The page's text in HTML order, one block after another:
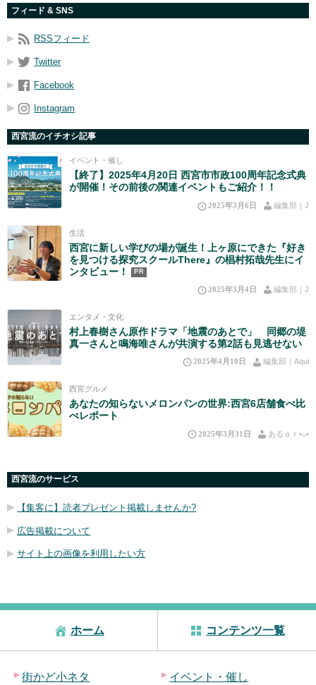
フィード & SNS
RSSフィード
Twitter
Facebook
Instagram
西宮流のイチオシ記事
イベント・催し
【終了】2025年4月20日 西宮市市政100周年記念式典
が開催！その前後の関連イベントもご紹介！！
2025年3月6日 編集部｜J
生活
西宮に新しい学びの場が誕生！上ヶ原にできた『好き
を見つける探究スクールThere』の椙村拓哉先生にイ
ンタビュー！
PR
2025年3月4日 編集部｜J
エンタメ・文化
村上春樹さん原作ドラマ「地震のあとで」 同郷の堤
真一さんと鳴海唯さんが共演する第2話も見逃せない
2025年4月10日 編集部｜Aqui
西宮グルメ
あなたの知らないメロンパンの世界:西宮6店舗食べ比
べレポート
2025年3月31日 あるａｒ•⁠ᴗ⁠•⁠
西宮流のサービス
【集客に】読者プレゼント掲載しませんか?
広告掲載について
サイト上の画像を利用したい方
ホーム コンテンツ一覧
街かど小ネタ イベント・催し